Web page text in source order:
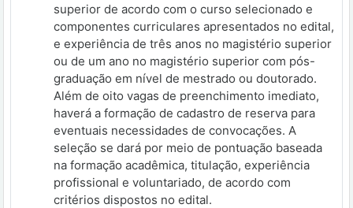
superior de acordo com o curso selecionado e
componentes curriculares apresentados no edital,
e experiência de três anos no magistério superior
ou de um ano no magistério superior com pós-
graduação em nível de mestrado ou doutorado.
Além de oito vagas de preenchimento imediato,
haverá a formação de cadastro de reserva para
eventuais necessidades de convocações. A
seleção se dará por meio de pontuação baseada
na formação acadêmica, titulação, experiência
profissional e voluntariado, de acordo com
critérios dispostos no edital.